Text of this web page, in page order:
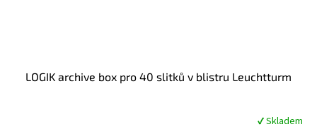
LOGIK archive box pro 40 slitků v blistru Leuchtturm
✔ Skladem